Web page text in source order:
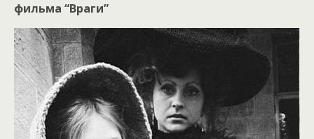
фильма “Враги”